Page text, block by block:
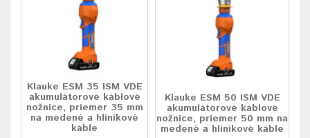
Klauke ESM 35 ISM VDE
akumulátorové káblové
nožnice, priemer 35 mm
na medené a hlinikové
káble
Klauke ESM 50 ISM VDE
akumulátorové káblové
nožnice, priemer 50 mm na
medené a hlinikové káble